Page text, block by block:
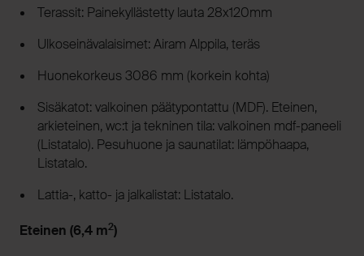
Terassit: Painekyllästetty lauta 28x120mm
Ulkoseinävalaisimet: Airam Alppila, teräs
Huonekorkeus 3086 mm (korkein kohta)
Sisäkatot: valkoinen päätypontattu (MDF). Eteinen,
arkieteinen, wc:t ja tekninen tila: valkoinen mdf-paneeli
(Listatalo). Pesuhuone ja saunatilat: lämpöhaapa,
Listatalo.
Lattia-, katto- ja jalkalistat: Listatalo.
Eteinen (6,4 m2)